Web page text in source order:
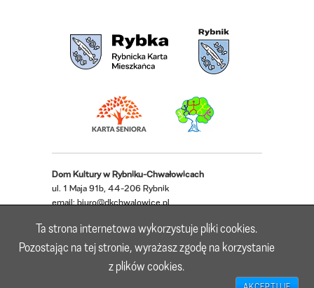
Dom Kultury w Rybniku-Chwałowicach
ul. 1 Maja 91b, 44-206 Rybnik
email:biuro@dkchwalowice.pl
Realizacja: Lioosys
Ta strona internetowa wykorzystuje pliki cookies.
Pozostając na tej stronie, wyrażasz zgodę na korzystanie
z plików cookies.